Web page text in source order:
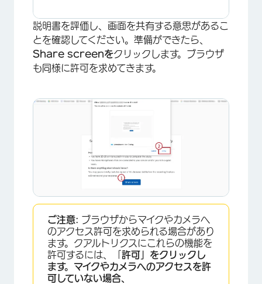
説明書を評価し、画面を共有する意思があるこ
とを確認してください。準備ができたら、
Share screenをクリックします。ブラウザ
も同様に許可を求めてきます。
ご注意: ブラウザからマイクやカメラへ
のアクセス許可を求められる場合があり
ます。クアルトリクスにこれらの機能を
許可するには、「 許可」をクリックし
ます。マイクやカメラへのアクセスを許
可していない場合、